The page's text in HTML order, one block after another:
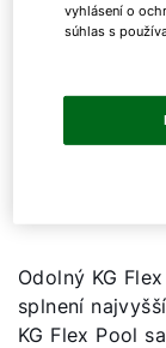
Popri 18
špecifických
rekonštrukcie
optimálne
Odolný KG
splnení
KG Flex Pool
vyhlásení o
súhlas s